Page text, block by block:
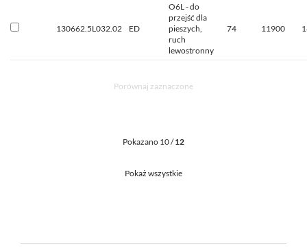
130662.5L032.02 ED
O6L - do
przejść dla
pieszych,
ruch
lewostronny
74 11900
Porównaj zaznaczone
Pokazano 10 /12
Pokaż wszystkie